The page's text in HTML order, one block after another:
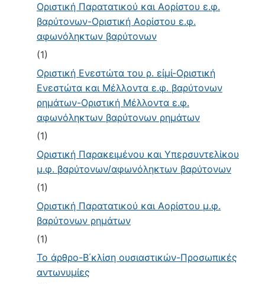
Οριστική Παρατατικού και Αορίστου ε.φ.
βαρύτονων-Οριστική Αορίστου ε.φ.
αφωνόληκτων βαρύτονων
(1)
Οριστική Ενεστώτα του ρ. εἰμί-Οριστική
Ενεστώτα και Μέλλοντα ε.φ. βαρύτονων
ρημάτων-Οριστική Μέλλοντα ε.φ.
αφωνόληκτων βαρύτονων ρημάτων
(1)
Οριστική Παρακειμένου και Υπερσυντελίκου
μ.φ. βαρύτονων/αφωνόληκτων βαρύτονων
(1)
Οριστική Παρατατικού και Αορίστου μ.φ.
βαρύτονων ρημάτων
(1)
Το άρθρο-Β΄κλίση ουσιαστικών-Προσωπικές
αντωνυμίες